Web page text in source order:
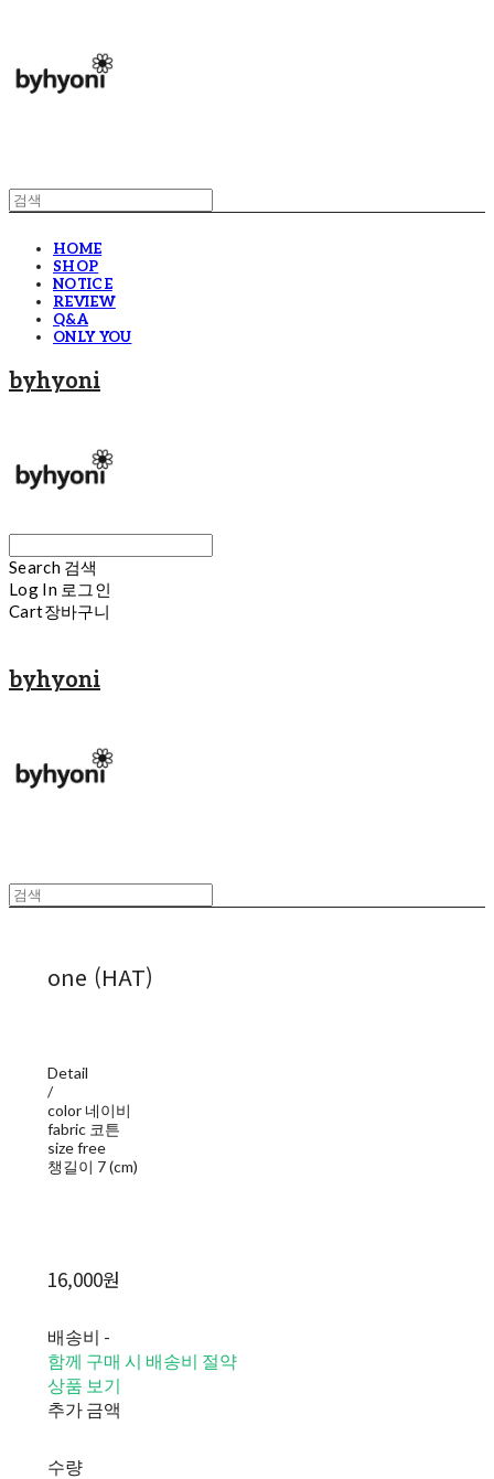
HOME
SHOP
NOTICE
REVIEW
Q&A
ONLY YOU
byhyoni
Search 검색
Log In 로그인
Cart장바구니
byhyoni
one (HAT)
Detail
/
color 네이비
fabric 코튼
size free
챙길이 7 (cm)
16,000원
배송비 -
함께 구매 시 배송비 절약
상품 보기
추가 금액
수량